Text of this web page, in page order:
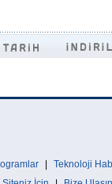
Teknoloji